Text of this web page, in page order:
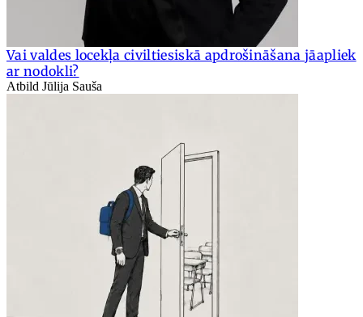
Vai valdes locekļa civiltiesiskā apdrošināšana jāapliek
ar nodokli?
Atbild Jūlija Sauša